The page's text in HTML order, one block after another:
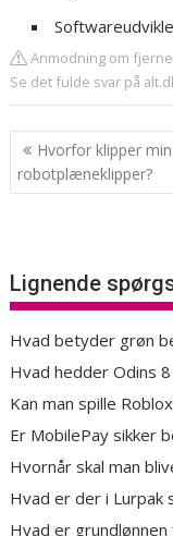
Anmodning om
Se det fulde svar på
Hvorfor klipper min
robotplæneklipper?
Lignende
Hvad betyder grøn
Hvad hedder Odins
Kan man spille
Er MobilePay sikker
Hvornår skal man
Hvad er der i Lurpak
Hvad er